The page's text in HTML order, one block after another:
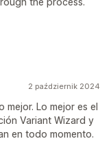
2 październik 2024
mejor. Lo mejor es el
Variant Wizard y
en todo momento.